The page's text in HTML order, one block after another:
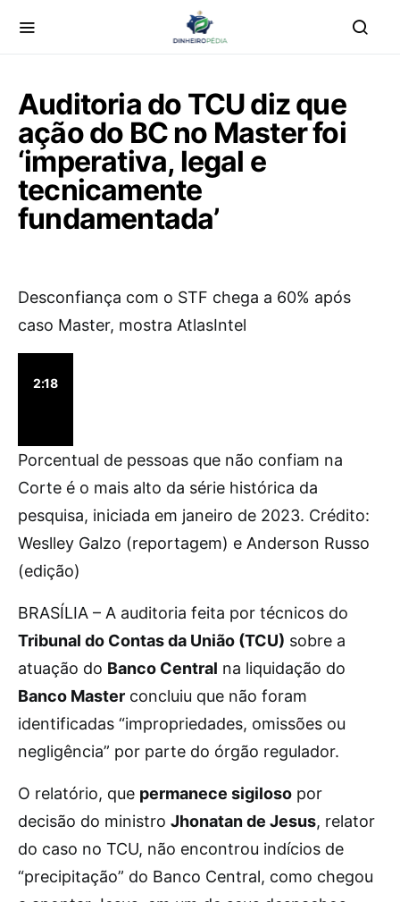
Auditoria do TCU diz que
ação do BC no Master foi
‘imperativa, legal e
tecnicamente
fundamentada’
Desconfiança com o STF chega a 60% após
caso Master, mostra AtlasIntel
2:18
Porcentual de pessoas que não confiam na
Corte é o mais alto da série histórica da
pesquisa, iniciada em janeiro de 2023. Crédito:
Weslley Galzo (reportagem) e Anderson Russo
(edição)
BRASÍLIA – A auditoria feita por técnicos do
Tribunal do Contas da União (TCU) sobre a
atuação do Banco Central na liquidação do
Banco Master concluiu que não foram
identificadas “impropriedades, omissões ou
negligência” por parte do órgão regulador.
O relatório, que permanece sigiloso por
decisão do ministro Jhonatan de Jesus, relator
do caso no TCU, não encontrou indícios de
“precipitação” do Banco Central, como chegou